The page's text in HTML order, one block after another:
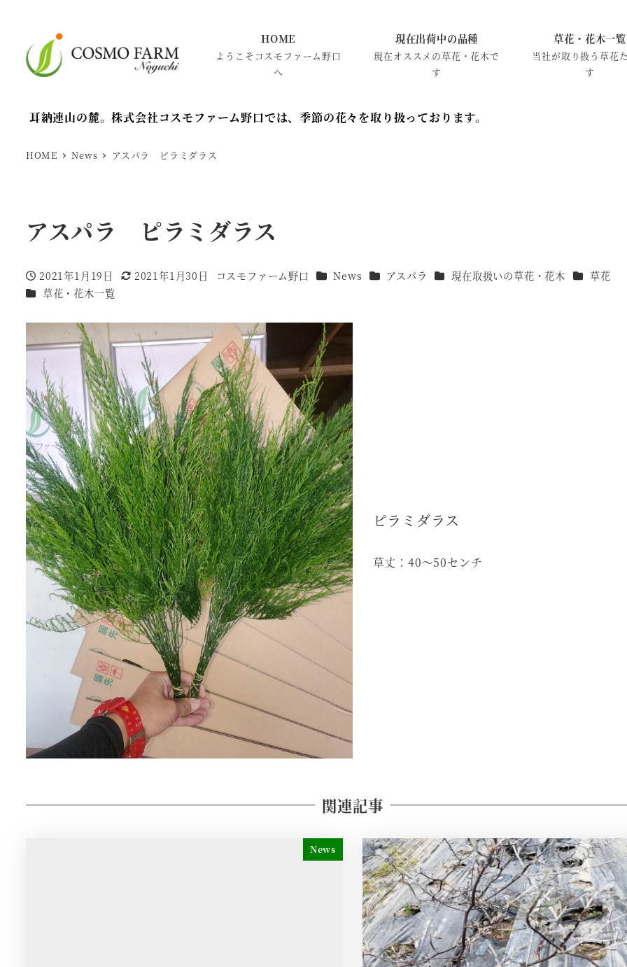
HOME
ようこそコスモファーム野口
へ
現在出荷中の品種
現在オススメの草花・花木で
す
草花・花木一覧
当社が取り扱う草花
す
耳納連山の麓。株式会社コスモファーム野口では、季節の花々を取り扱っております。
HOME News アスパラ ピラミダラス
アスパラ ピラミダラス
投稿日
2021年1月19日
更新日
2021年1月30日
著
コスモファーム野口 カテゴリー
News カテゴリー
アスパラ カテゴリー
現在取扱いの草花・花木 カテゴリー
草花
カテゴリー
草花・花木一覧
ピラミダラス
草丈：40～50センチ
関連記事
News